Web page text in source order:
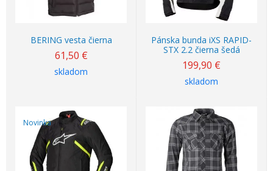
BERING vesta čierna
61,50 €
skladom
Pánska bunda iXS RAPID-
STX 2.2 čierna šedá
199,90 €
skladom
Novinka